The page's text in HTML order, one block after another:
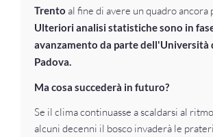
Trento al fine di avere un quadro ancora
Ulteriori analisi statistiche sono in
avanzamento da parte dell'Università
Padova.
Ma cosa succederà in futuro?
Se il clima continuasse a scaldarsi al
alcuni decenni il bosco invaderà le